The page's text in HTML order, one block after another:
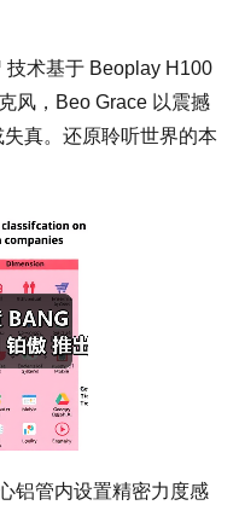
技术基于 Beoplay H100
风，Beo Grace 以震撼
真。还原聆听世界的本
铝管内设置精密力度感